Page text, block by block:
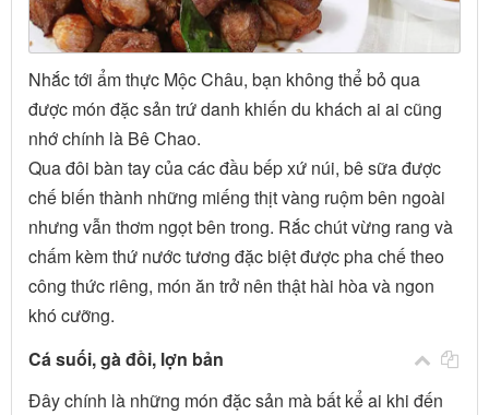
Nhắc tới ẩm thực Mộc Châu, bạn không thể bỏ qua
được món đặc sản trứ danh khiến du khách ai ai cũng
nhớ chính là Bê Chao.
Qua đôi bàn tay của các đầu bếp xứ núi, bê sữa được
chế biến thành những miếng thịt vàng ruộm bên ngoài
nhưng vẫn thơm ngọt bên trong. Rắc chút vừng rang và
chấm kèm thứ nước tương đặc biệt được pha chế theo
công thức riêng, món ăn trở nên thật hài hòa và ngon
khó cưỡng.
Cá suối, gà đồi, lợn bản
Đây chính là những món đặc sản mà bất kể ai khi đến